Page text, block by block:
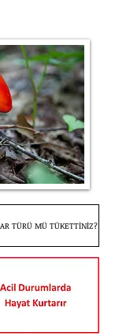
TÜRÜ MÜ TÜKETTİNİZ?